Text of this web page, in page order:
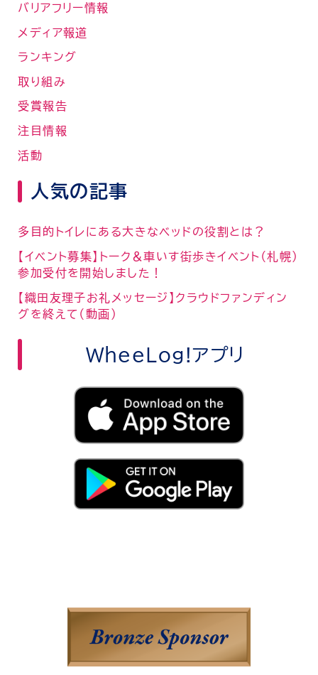
バリアフリー情報
メディア報道
ランキング
取り組み
受賞報告
注目情報
活動
人気の記事
多目的トイレにある大きなベッドの役割とは？
【イベント募集】トーク＆車いす街歩きイベント（札幌）
参加受付を開始しました！
【織田友理子お礼メッセージ】クラウドファンディン
グを終えて（動画）
WheeLog!アプリ